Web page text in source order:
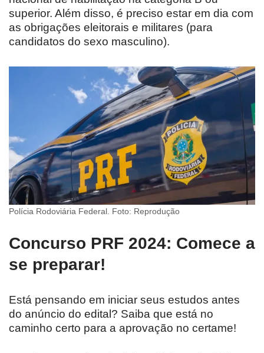
superior. Além disso, é preciso estar em dia com
as obrigações eleitorais e militares (para
candidatos do sexo masculino).
Polícia Rodoviária Federal. Foto: Reprodução
Concurso PRF 2024: Comece a
se preparar!
Está pensando em iniciar seus estudos antes
do anúncio do edital? Saiba que está no
caminho certo para a aprovação no certame!